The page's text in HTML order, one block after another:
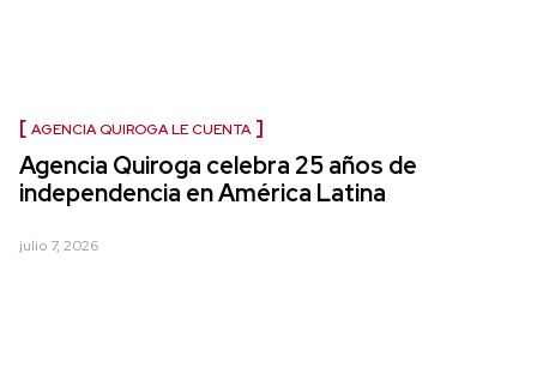
AGENCIA QUIROGA LE CUENTA
Agencia Quiroga celebra 25 años de
independencia en América Latina
julio 7, 2026